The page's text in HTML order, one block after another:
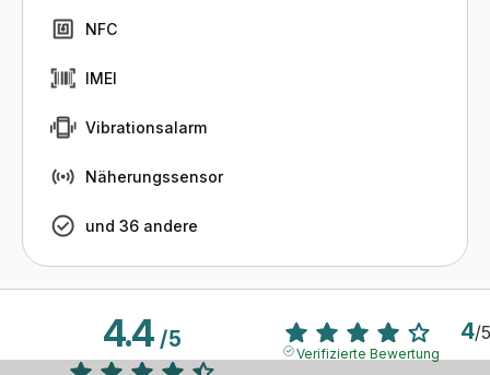
NFC
IMEI
Vibrationsalarm
Näherungssensor
und 36 andere
4.4/5 4/5
Verifizierte Bewertung